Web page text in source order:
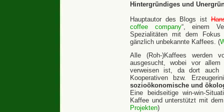
Hintergründiges und
Hauptautor des Blogs ist
coffee company“, einem
Spezialitäten mit dem
gänzlich unbekannte Kaffees. (
Alle (Roh-)Kaffees werden
ausgesucht, wobei vor
verweisen ist, da dort auch
Kooperativen bzw.
sozioökonomische und
Eine beidseitige win-win-
Kaffee und unterstützt mit
Projekten)